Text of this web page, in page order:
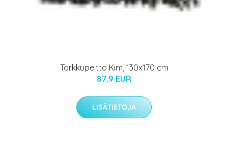
Torkkupeitto Kim, 130x170 cm
87.9 EUR
LISÄTIETOJA